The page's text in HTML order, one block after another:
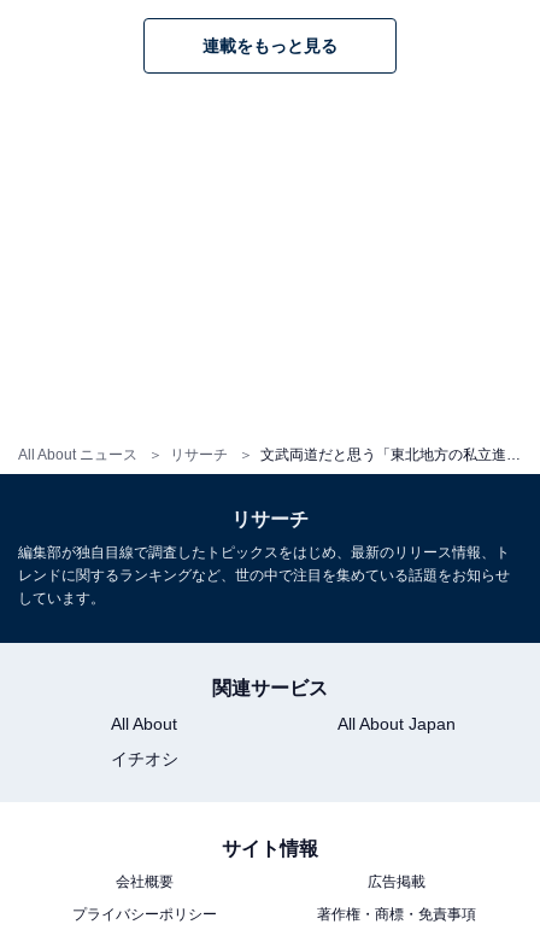
All About ニュース リサーチ
文武両道だと思う「北海道の私立進学校」ラン
連載をもっと見る
リサーチ
編集部が独自目線で調査したトピックスをはじめ、最新のリリース情報、ト
レンドに関するランキングなど、世の中で注目を集めている話題をお知らせ
しています。
関連サービス
All About
All About Japan
イチオシ
サイト情報
会社概要
広告掲載
プライバシーポリシー
著作権・商標・免責事項